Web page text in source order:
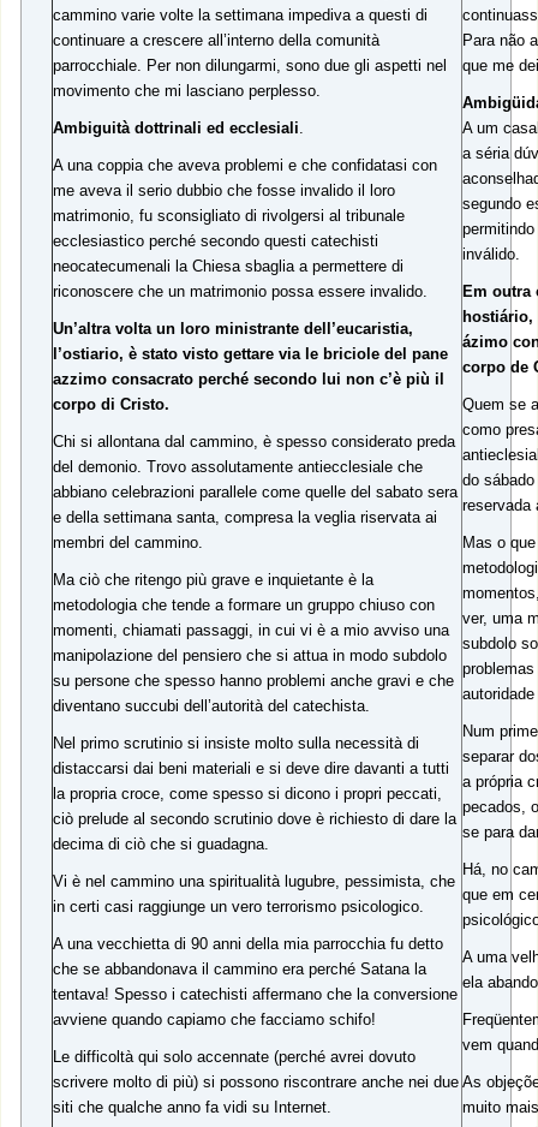
cammino varie volte la settimana impediva a questi di
continuare a crescere all’interno della comunità
parrocchiale. Per non dilungarmi, sono due gli aspetti nel
movimento che mi lasciano perplesso.
Ambiguità dottrinali ed ecclesiali.
A una coppia che aveva problemi e che confidatasi con
me aveva il serio dubbio che fosse invalido il loro
matrimonio, fu sconsigliato di rivolgersi al tribunale
ecclesiastico perché secondo questi catechisti
neocatecumenali la Chiesa sbaglia a permettere di
riconoscere che un matrimonio possa essere invalido.
Un’altra volta un loro ministrante dell’eucaristia,
l’ostiario, è stato visto gettare via le briciole del pane
azzimo consacrato perché secondo lui non c’è più il
corpo di Cristo.
Chi si allontana dal cammino, è spesso considerato preda
del demonio. Trovo assolutamente antiecclesiale che
abbiano celebrazioni parallele come quelle del sabato sera
e della settimana santa, compresa la veglia riservata ai
membri del cammino.
Ma ciò che ritengo più grave e inquietante è la
metodologia che tende a formare un gruppo chiuso con
momenti, chiamati passaggi, in cui vi è a mio avviso una
manipolazione del pensiero che si attua in modo subdolo
su persone che spesso hanno problemi anche gravi e che
diventano succubi dell’autorità del catechista.
Nel primo scrutinio si insiste molto sulla necessità di
distaccarsi dai beni materiali e si deve dire davanti a tutti
la propria croce, come spesso si dicono i propri peccati,
ciò prelude al secondo scrutinio dove è richiesto di dare la
decima di ciò che si guadagna.
Vi è nel cammino una spiritualità lugubre, pessimista, che
in certi casi raggiunge un vero terrorismo psicologico.
A una vecchietta di 90 anni della mia parrocchia fu detto
che se abbandonava il cammino era perché Satana la
tentava! Spesso i catechisti affermano che la conversione
avviene quando capiamo che facciamo schifo!
Le difficoltà qui solo accennate (perché avrei dovuto
scrivere molto di più) si possono riscontrare anche nei due
siti che qualche anno fa vidi su Internet.
Para não
que me
A um
a séria
segundo
inválido.
Em outra
hostiário,
ázimo
corpo de
Quem se
como
do
reservada
Mas o
ver, uma
subdolo
Num
separar
a própria
pecados,
se para
Há, no
que em
A uma
ela
vem
As
muito